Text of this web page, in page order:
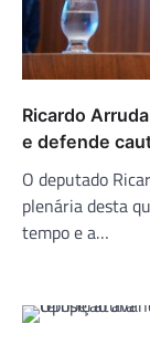
Ricardo
e defende
O deputado
plenária desta
tempo e a…